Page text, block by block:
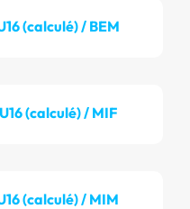
(calculé) / BEM
(calculé) / MIF
(calculé) / MIM